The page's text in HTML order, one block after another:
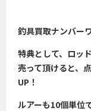
釣具買取ナンバー
特典として、ロッ
売って頂けると、
UP！
ルアーも10個単位